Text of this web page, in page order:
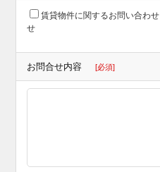
賃貸物件に関するお問い合わせ
せ
お問合せ内容 [必須]